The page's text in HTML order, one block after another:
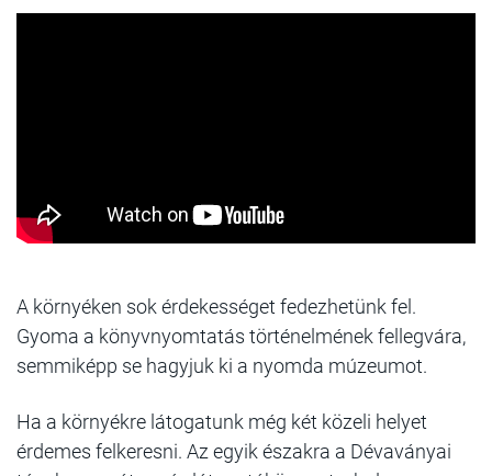
A környéken sok érdekességet fedezhetünk fel.
Gyoma a könyvnyomtatás történelmének fellegvára,
semmiképp se hagyjuk ki a nyomda múzeumot.
Ha a környékre látogatunk még két közeli helyet
érdemes felkeresni. Az egyik északra a Dévaványai